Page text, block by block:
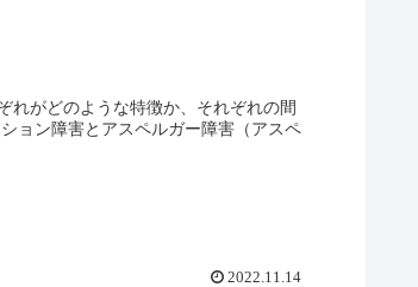
れがどのような特徴か、それぞれの間
ョン障害とアスペルガー障害（アスペ
2022.11.14